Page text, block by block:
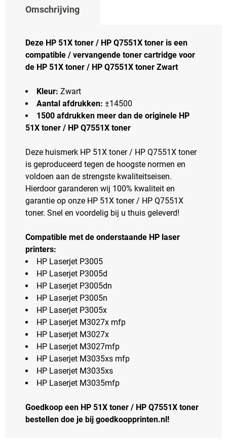
Omschrijving
Deze HP 51X toner / HP Q7551X toner is een
compatible / vervangende toner cartridge voor
de HP 51X toner / HP Q7551X toner Zwart
Kleur: Zwart
Aantal afdrukken: ±14500
1500 afdrukken meer dan de originele HP
51X toner / HP Q7551X toner
Deze huismerk HP 51X toner / HP Q7551X toner
is geproduceerd tegen de hoogste normen en
voldoen aan de strengste kwaliteitseisen.
Hierdoor garanderen wij 100% kwaliteit en
garantie op onze HP 51X toner / HP Q7551X
toner. Snel en voordelig bij u thuis geleverd!
Compatible met de onderstaande HP laser
printers:
HP Laserjet P3005
HP Laserjet P3005d
HP Laserjet P3005dn
HP Laserjet P3005n
HP Laserjet P3005x
HP Laserjet M3027x mfp
HP Laserjet M3027x
HP Laserjet M3027mfp
HP Laserjet M3035xs mfp
HP Laserjet M3035xs
HP Laserjet M3035mfp
Goedkoop een HP 51X toner / HP Q7551X toner
bestellen doe je bij goedkoopprinten.nl!